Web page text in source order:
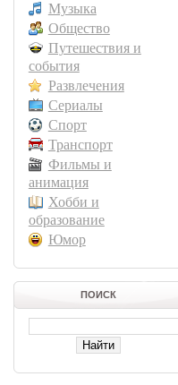
Музыка
Общество
Путешествия и
события
Развлечения
Сериалы
Спорт
Транспорт
Фильмы и
анимация
Хобби и
образование
Юмор
ПОИСК